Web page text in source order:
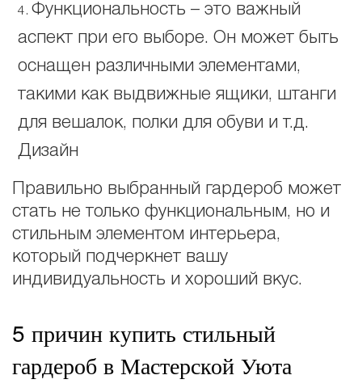
Функциональность – это важный
аспект при его выборе. Он может быть
оснащен различными элементами,
такими как выдвижные ящики, штанги
для вешалок, полки для обуви и т.д.
Дизайн
Правильно выбранный гардероб может
стать не только функциональным, но и
стильным элементом интерьера,
который подчеркнет вашу
индивидуальность и хороший вкус.
5 причин купить стильный
гардероб в Мастерской Уюта